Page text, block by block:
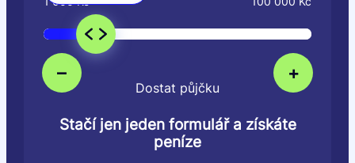
– +
Dostat půjčku
Stačí jen jeden formulář a získáte
peníze